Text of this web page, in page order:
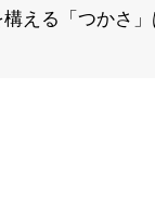
える「つかさ